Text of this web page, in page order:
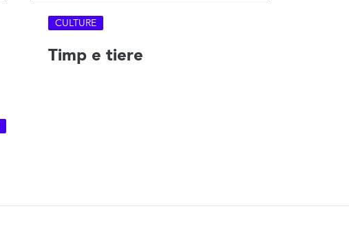
CULTURE
Timp e tiere